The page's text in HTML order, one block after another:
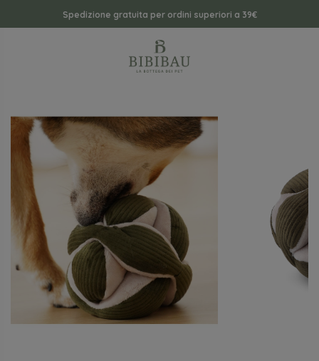
Spedizione gratuita per ordini superiori a 39€